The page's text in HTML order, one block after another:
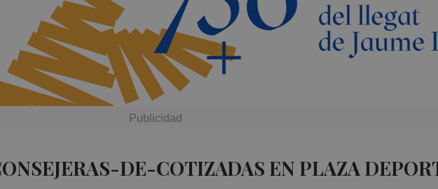
DE-COTIZADAS EN PLAZA